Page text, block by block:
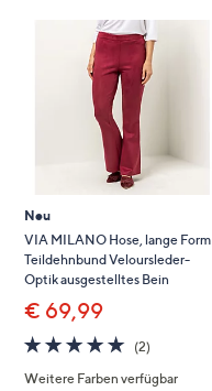
Neu
VIA MILANO Hose, lange Form
Teildehnbund Veloursleder-
Optik ausgestelltes Bein
€ 69,99
5.0
von
5
(2)2
Weitere Farben verfügbar